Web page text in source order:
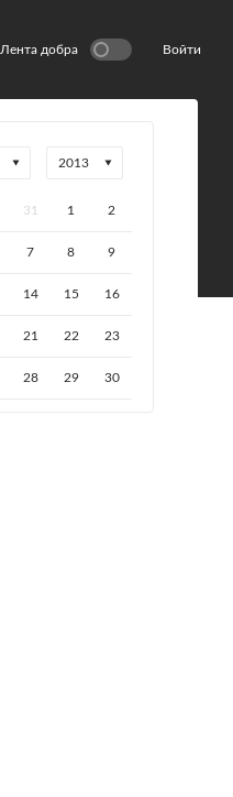
Лента добра Войти
31 1 2
7 8 9
14 15 16
21 22 23
28 29 30